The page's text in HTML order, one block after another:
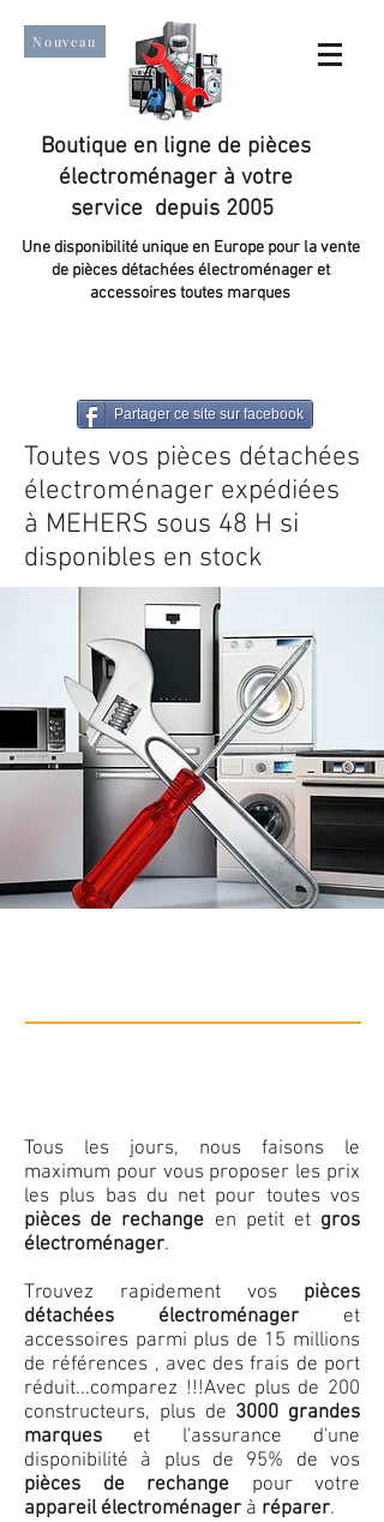
Nouveau
Boutique en ligne de pièces
électroménager à votre
service depuis 2005
Une disponibilité unique en Europe pour la vente
de pièces détachées électroménager et
accessoires toutes marques
Partager ce site sur facebook
Toutes vos pièces détachées
électroménager expédiées
à MEHERS sous 48 H si
disponibles en stock
Tous les jours, nous faisons le
maximum pour vous proposer les prix
les plus bas du net pour toutes vos
pièces de rechange en petit et gros
électroménager.
Trouvez rapidement vos pièces
détachées électroménager et
accessoires parmi plus de 15 millions
de références , avec des frais de port
réduit...comparez !!!Avec plus de 200
constructeurs, plus de 3000 grandes
marques et l'assurance d'une
disponibilité à plus de 95% de vos
pièces de rechange pour votre
appareil électroménager à réparer.